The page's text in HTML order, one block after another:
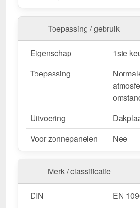
nu en profiteer van een snelle
Wegens maatwerk / customisatie van
Toepassing / gebruik
Eigenschap
1ste
Toepassing
Uitvoering
Voor zonnepanelen
Nee
Merk / classificatie
DIN
EN